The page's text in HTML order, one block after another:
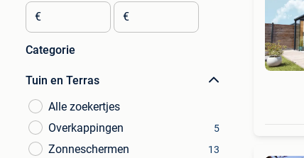
€ €
Categorie
Tuin en Terras
Alle zoekertjes
Overkappingen
5
Zonneschermen 13